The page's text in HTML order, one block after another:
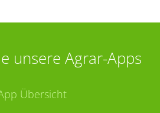
unsere Agrar-Apps
Übersicht